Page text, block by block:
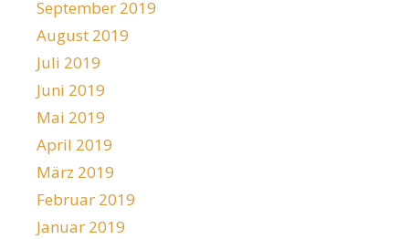
September 2019
August 2019
Juli 2019
Juni 2019
Mai 2019
April 2019
März 2019
Februar 2019
Januar 2019